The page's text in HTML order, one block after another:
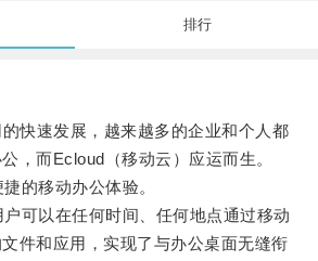
排行
速发展，越来越多的企业和个人都
，而Ecloud（移动云）应运而生。
移动办公体验。
以在任何时间、任何地点通过移动
件和应用，实现了与办公桌面无缝衔